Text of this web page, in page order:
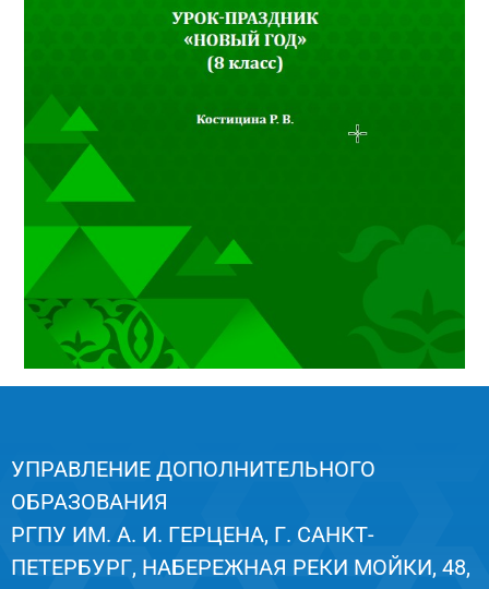
УПРАВЛЕНИЕ ДОПОЛНИТЕЛЬНОГО
ОБРАЗОВАНИЯ
РГПУ ИМ. А. И. ГЕРЦЕНА, Г. САНКТ-
ПЕТЕРБУРГ, НАБЕРЕЖНАЯ РЕКИ МОЙКИ, 48,